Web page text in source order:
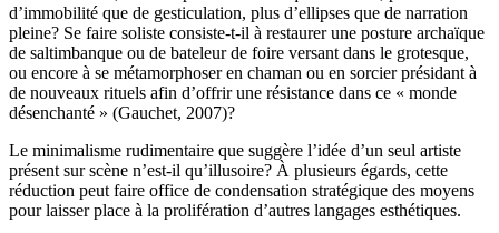
d’immobilité que de gesticulation, plus d’ellipses que de narration
pleine? Se faire soliste consiste-t-il à restaurer une posture archaïque
de saltimbanque ou de bateleur de foire versant dans le grotesque,
ou encore à se métamorphoser en chaman ou en sorcier présidant à
de nouveaux rituels afin d’offrir une résistance dans ce « monde
désenchanté » (Gauchet, 2007)?
Le minimalisme rudimentaire que suggère l’idée d’un seul artiste
présent sur scène n’est-il qu’illusoire? À plusieurs égards, cette
réduction peut faire office de condensation stratégique des moyens
pour laisser place à la prolifération d’autres langages esthétiques.